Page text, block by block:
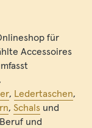
für
Accessoires
, Ledertaschen,
, Schals und
und